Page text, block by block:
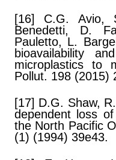
[16] C.G. Avio,
Benedetti, D.
Pauletto, L.
bioavailability
microplastics to
Pollut. 198 (2015)
[17] D.G. Shaw,
dependent loss
the North Pacific
(1) (1994) 39e43.